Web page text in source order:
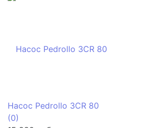
Насос Pedrollo 3CR 80
(0)